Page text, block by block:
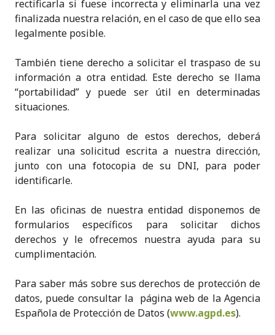
rectificarla si fuese incorrecta y eliminarla una vez
finalizada nuestra relación, en el caso de que ello sea
legalmente posible.
También tiene derecho a solicitar el traspaso de su
información a otra entidad. Este derecho se llama
“portabilidad” y puede ser útil en determinadas
situaciones.
Para solicitar alguno de estos derechos, deberá
realizar una solicitud escrita a nuestra dirección,
junto con una fotocopia de su DNI, para poder
identificarle.
En las oficinas de nuestra entidad disponemos de
formularios específicos para solicitar dichos
derechos y le ofrecemos nuestra ayuda para su
cumplimentación.
Para saber más sobre sus derechos de protección de
datos, puede consultar la página web de la Agencia
Española de Protección de Datos (www.agpd.es).